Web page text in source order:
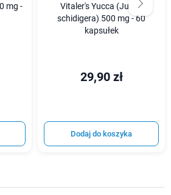
mg -
Vitaler's Yucca (Jukka
schidigera) 500 mg - 60
kapsułek
29,90 zł
Dodaj do koszyka